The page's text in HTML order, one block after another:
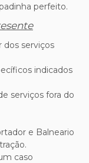
perfeito.
dos serviços
indicados
serviços fora do
e Balneario
caso